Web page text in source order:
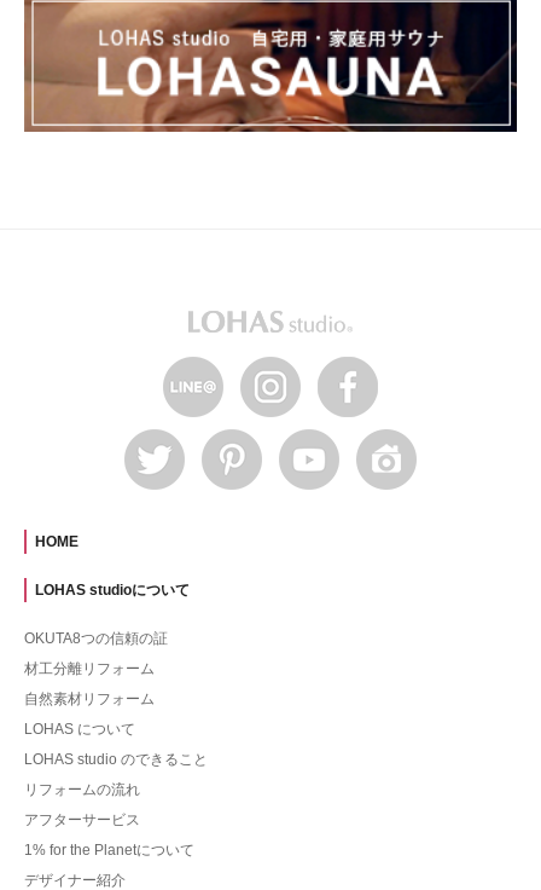
HOME
LOHAS studioについて
OKUTA8つの信頼の証
材工分離リフォーム
自然素材リフォーム
LOHAS について
LOHAS studio のできること
リフォームの流れ
アフターサービス
1% for the Planetについて
デザイナー紹介